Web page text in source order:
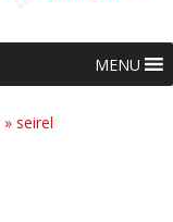
MENU
» seirel